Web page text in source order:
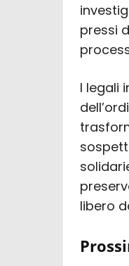
pressi
I legali
libero